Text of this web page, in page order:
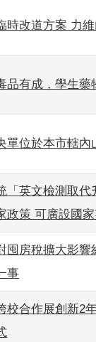
時改道方案 力
品有成，學生藥
單位於本市轄內
「英文檢測取
政策 可廣設國
囤房稅擴大影
事
校合作展創新2